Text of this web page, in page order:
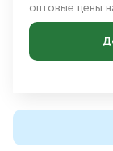
оптовые цены